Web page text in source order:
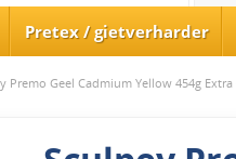
Pretex / gietverharder
Premo Geel Cadmium Yellow 454g